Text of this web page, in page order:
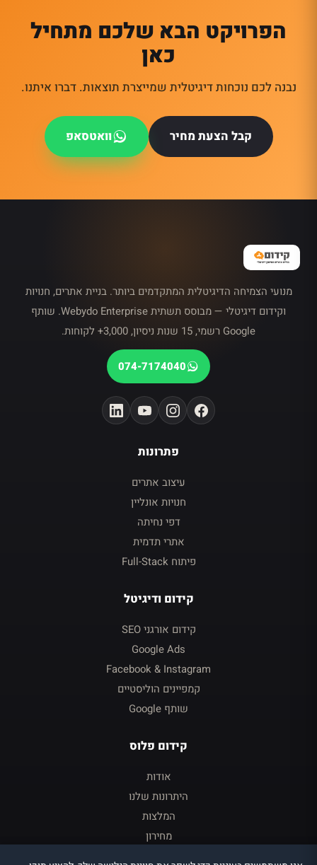
הפרויקט הבא שלכם מתחיל
כאן
נבנה לכם נוכחות דיגיטלית שמייצרת תוצאות. דברו איתנו.
קבל הצעת מחיר וואטסאפ
מנועי הצמיחה הדיגיטלית המתקדמים ביותר. בניית אתרים, חנויות
וקידום דיגיטלי — מבוסס תשתית Webydo Enterprise. שותף
Google רשמי, 15 שנות ניסיון, 3,000+ לקוחות.
074-7174040
פתרונות
עיצוב אתרים
חנויות אונליין
דפי נחיתה
אתרי תדמית
פיתוח Full-Stack
קידום ודיגיטל
קידום אורגני SEO
Google Ads
Facebook & Instagram
קמפיינים הוליסטיים
שותף Google
קידום פלוס
אודות
היתרונות שלנו
המלצות
מחירון